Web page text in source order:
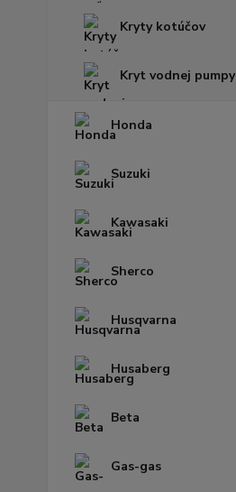
Kryty kotúčov
Kryt vodnej pumpy
Honda
Suzuki
Kawasaki
Sherco
Husqvarna
Husaberg
Beta
Gas-gas